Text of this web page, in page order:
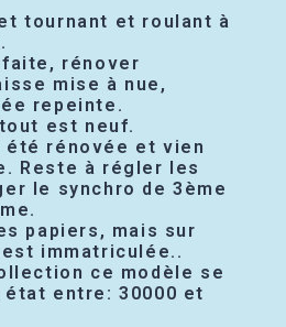
tournant et roulant à
rénover
mise à nue,
repeinte.
est neuf.
été rénovée et vien
Reste à régler les
le synchro de 3ème
papiers, mais sur
immatriculée..
ce modèle se
état entre: 30000 et